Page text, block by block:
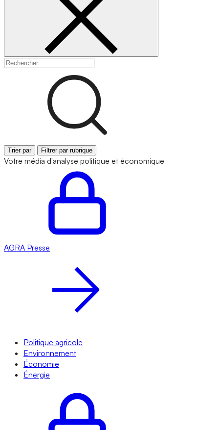
Trier par Filtrer par rubrique
Votre média d'analyse politique et économique
AGRA Presse
Politique agricole
Environnement
Économie
Énergie